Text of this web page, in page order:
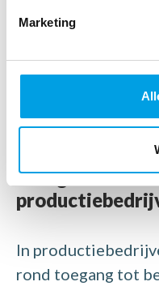
Marketing
extra
groeit zo uit tot
administratieve
Veiligheid en
In
rond toegang tot